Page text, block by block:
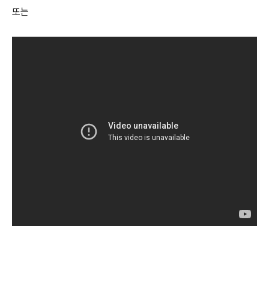
또는